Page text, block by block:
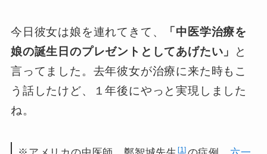
今日彼女は娘を連れてきて、
「中医学治療を
娘の誕生日のプレゼントとしてあげたい」
と
言ってました。去年彼女が治療に来た時もこ
う話したけど、１年後にやっと実現しました
ね。
1